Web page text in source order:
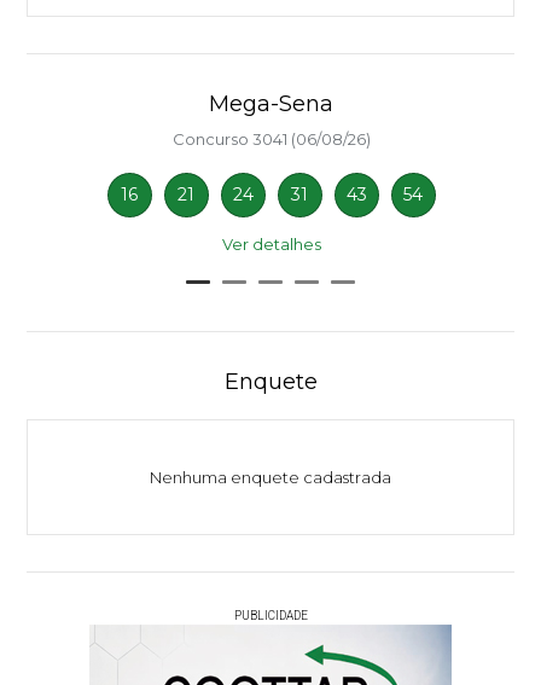
Mega-Sena
Concurso 3041 (06/08/26)
16 21 24 31 43 54
Ver detalhes
Enquete
Nenhuma enquete cadastrada
PUBLICIDADE